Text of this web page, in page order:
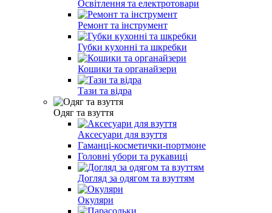
Освітлення та електротовари
Ремонт та інструмент
Губки кухонні та шкребки
Кошики та органайзери
Тази та відра
Одяг та взуття
Аксесуари для взуття
Гаманці-косметички-портмоне
Головні убори та рукавиці
Догляд за одягом та взуттям
Окуляри